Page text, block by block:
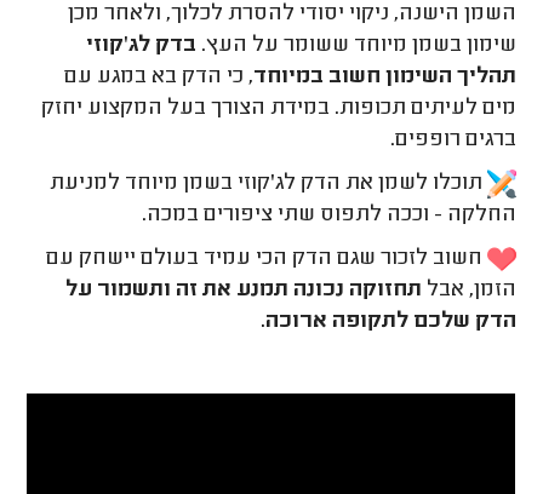
השמן הישנה, ניקוי יסודי להסרת לכלוך, ולאחר מכן
שימון בשמן מיוחד ששומר על העץ. בדק לג'קוזי
תהליך השימון חשוב במיוחד, כי הדק בא במגע עם
מים לעיתים תכופות. במידת הצורך בעל המקצוע יחזק
ברגים רופפים.
תוכלו לשמן את הדק לג'קוזי בשמן מיוחד למניעת
החלקה - וככה לתפוס שתי ציפורים במכה.
חשוב לזכור שגם הדק הכי עמיד בעולם יישחק עם
הזמן, אבל תחזוקה נכונה תמנע את זה ותשמור על
הדק שלכם לתקופה ארוכה.